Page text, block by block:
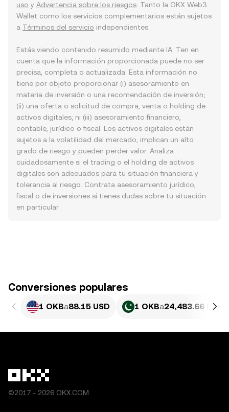
uso y Advertencia sobre los riesgos . Tanto la OKX Web3
Wallet como los servicios complementarios están sujetos
a Términos del servicio independientes.
Estás viendo contenido resumido mediante IA. Ten en
cuenta que la información proporcionada puede no ser
precisa, completa o actualizada. Esta información no
tiene por objeto proporcionar (i) asesoramiento en
materia de inversión o una recomendación de inversión;
(ii) una oferta o solicitud de compra, venta o holding de
activos digitales; ni (iii) asesoramiento financiero,
contable, jurídico o fiscal. Los activos digitales están
sujetos a la volatilidad del mercado, implican un alto
grado de riesgo y pueden perder valor. Analiza
cuidadosamente si el trading o el holding de activos
digitales son adecuados para tu situación financiera y
tolerancia al riesgo. Contrata asesoramiento jurídico,
fiscal o de inversiones si tienes dudas sobre tu situación
en particular.
Conversiones populares
1 OKBa88.15 USD 1 OKBa24,483.66 PKR
©2017 - 2026 OKX.COM